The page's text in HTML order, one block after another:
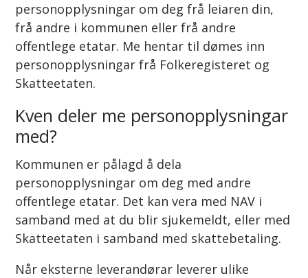
personopplysningar om deg frå leiaren din,
frå andre i kommunen eller frå andre
offentlege etatar. Me hentar til dømes inn
personopplysningar frå Folkeregisteret og
Skatteetaten.
Kven deler me personopplysningar
med?
Kommunen er pålagd å dela
personopplysningar om deg med andre
offentlege etatar. Det kan vera med NAV i
samband med at du blir sjukemeldt, eller med
Skatteetaten i samband med skattebetaling.
Når eksterne leverandørar leverer ulike